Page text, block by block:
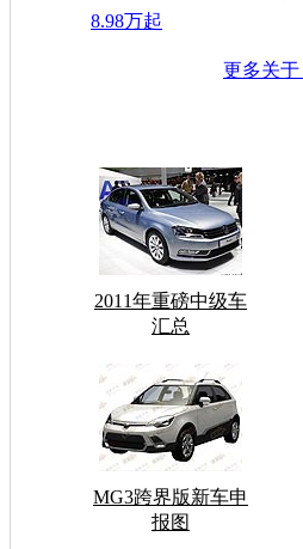
8.98万起
更多关于
2011年重磅中级车
汇总
MG3跨界版新车申
报图